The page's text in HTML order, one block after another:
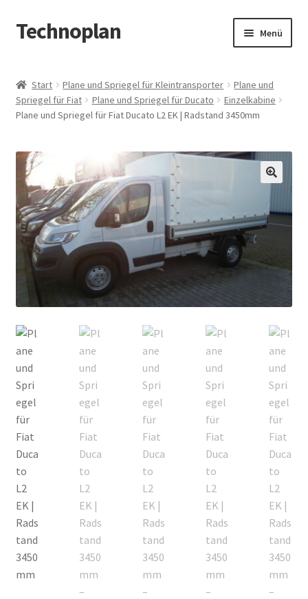
Zur
Navigation
Zum
Inhalt
Technoplan Menü
AGB
Impressum
Kasse
Warenkorb
Start Plane und Spriegel für Kleintransporter
Plane und
Spriegel für Fiat
Plane und Spriegel für Ducato
Einzelkabine
Plane und Spriegel für Fiat Ducato L2 EK | Radstand 3450mm
🔍